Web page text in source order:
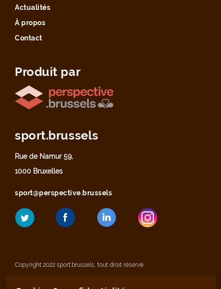
Actualités
À propos
Contact
Produit par
sport.brussels
Rue de Namur 59,
1000 Bruxelles
sport@perspective.brussels
Copyright 2022 sport.brussels, tout droit réservé